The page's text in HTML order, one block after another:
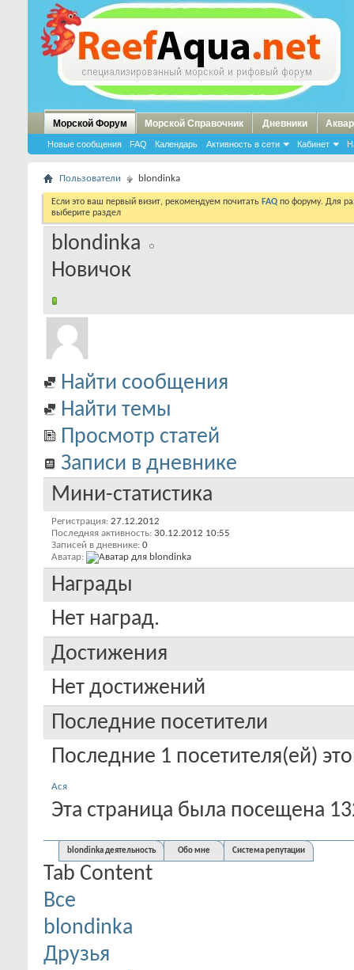
Морской Форум
Новые сообщения FAQ Календарь Активность в сети Кабинет
Морской Справочник Дневники
Пользователи blondinka
Если это ваш первый визит, рекомендуем почитать FAQ по форуму. Для
выберите раздел
blondinka
Новичок
Найти сообщения
Найти темы
Просмотр статей
Записи в дневнике
Мини-статистика
Регистрация 27.12.2012
Последняя активность 30.12.2012 10:55
Записей в дневнике 0
Аватар
Награды
Нет наград.
Достижения
Нет достижений
Последние посетители
Последние 1 посетителя(ей)
Ася
Эта страница была посещена
blondinka деятельность Обо мне Система репутации
Tab Content
Все
blondinka
Друзья